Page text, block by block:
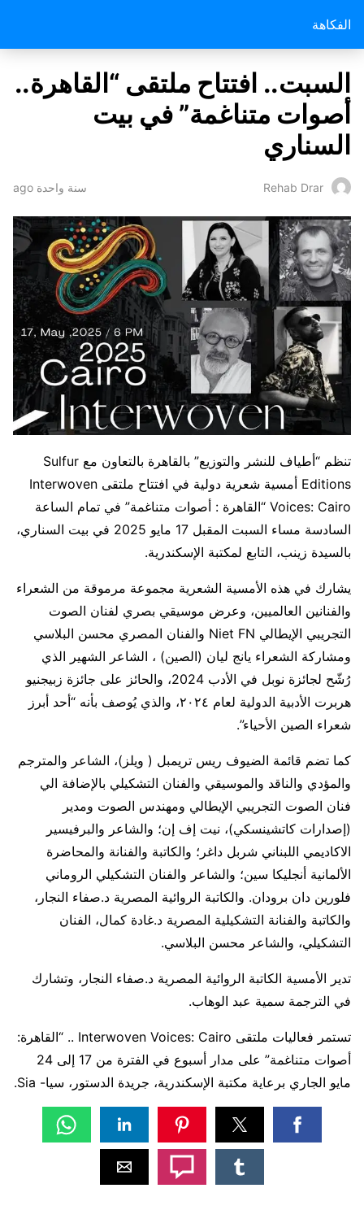
الفكاهة
السبت.. افتتاح ملتقى “القاهرة..
أصوات متناغمة” في بيت
السناري
Rehab Drar سنة واحدة ago
تنظم “أطياف للنشر والتوزيع” بالقاهرة بالتعاون مع Sulfur
Editions أمسية شعرية دولية في افتتاح ملتقى Interwoven
Voices: Cairo “القاهرة : أصوات متناغمة” في تمام الساعة
السادسة مساء السبت المقبل 17 مايو 2025 في بيت السناري،
بالسيدة زينب، التابع لمكتبة الإسكندرية.
يشارك في هذه الأمسية الشعرية مجموعة مرموقة من الشعراء
والفنانين العالميين، وعرض موسيقي بصري لفنان الصوت
التجريبي الإيطالي Niet FN والفنان المصري محسن البلاسي
ومشاركة الشعراء يانج ليان (الصين) ، الشاعر الشهير الذي
رُشّح لجائزة نوبل في الأدب 2024، والحائز على جائزة زبيجنيو
هربرت الأدبية الدولية لعام ٢٠٢٤، والذي يُوصف بأنه “أحد أبرز
شعراء الصين الأحياء”.
كما تضم قائمة الضيوف ريس تريمبل ( ويلز)، الشاعر والمترجم
والمؤدي والناقد والموسيقي والفنان التشكيلي بالإضافة الي
فنان الصوت التجريبي الإيطالي ومهندس الصوت ومدير
(إصدارات كاتشينسكي)، نيت إف إن؛ والشاعر والبرفيسير
الاكاديمي اللبناني شربل داغر؛ والكاتبة والفنانة والمحاضرة
الألمانية أنجليكا سين؛ والشاعر والفنان التشكيلي الروماني
فلورين دان برودان. والكاتبة الروائية المصرية د.صفاء النجار،
والكاتبة والفنانة التشكيلية المصرية د.غادة كمال، الفنان
التشكيلي، والشاعر محسن البلاسي.
تدير الأمسية الكاتبة الروائية المصرية د.صفاء النجار، وتشارك
في الترجمة سمية عبد الوهاب.
تستمر فعاليات ملتقى Interwoven Voices: Cairo .. “القاهرة:
أصوات متناغمة” على مدار أسبوع في الفترة من 17 إلى 24
مايو الجاري برعاية مكتبة الإسكندرية، جريدة الدستور، سيا- Sia.